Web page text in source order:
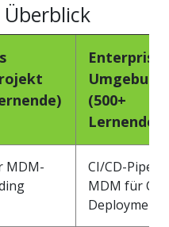
Enterprise-
Umgebung
(500+
Lernende)
MDM-
CI/CD-
MDM für
Deployments